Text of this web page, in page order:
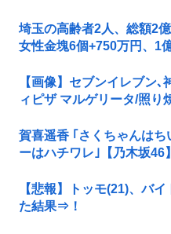
埼玉の高齢者2人、総額2
女性金塊6個+750万円、1
【画像】セブンイレブン
ィピザ マルゲリータ/照り
賀喜遥香 ｢さくちゃんはち
ーはハチワレ｣【乃木坂46】
【悲報】トッモ(21)、バ
た結果⇒！